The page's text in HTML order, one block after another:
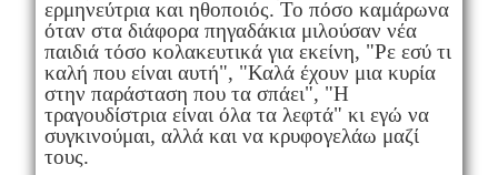
ερμηνεύτρια και ηθοποιός. Το πόσο καμάρωνα
όταν στα διάφορα πηγαδάκια μιλούσαν νέα
παιδιά τόσο κολακευτικά για εκείνη, "Ρε εσύ τι
καλή που είναι αυτή", "Καλά έχουν μια κυρία
στην παράσταση που τα σπάει", "Η
τραγουδίστρια είναι όλα τα λεφτά" κι εγώ να
συγκινούμαι, αλλά και να κρυφογελάω μαζί
τους.